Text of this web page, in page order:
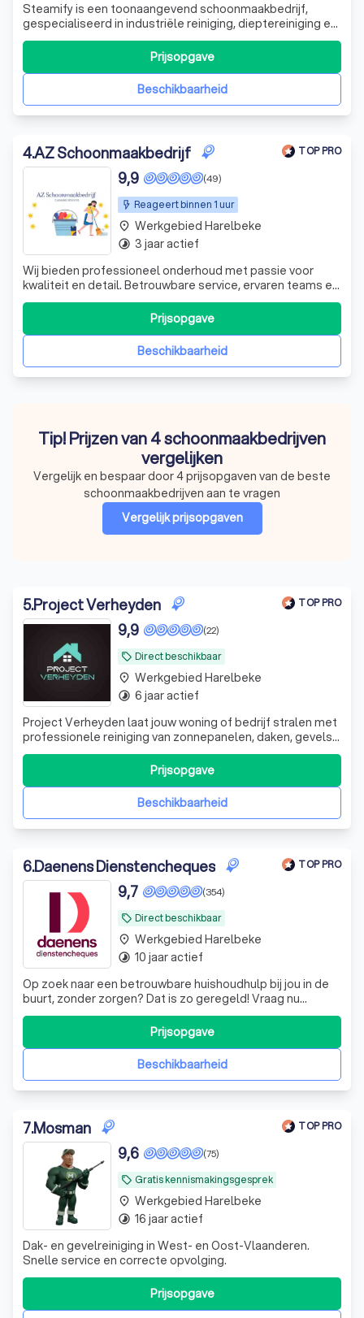
Steamify is een toonaangevend schoonmaakbedrijf,
gespecialiseerd in industriële reiniging, dieptereiniging en
ontstoffingswerken. Met een passie voor orde, netheid en
kwaliteit bieden wij gespecialiseerde
schoonmaakoplossingen voor bedrijven in de
voedingsindustrie, horeca, grootkeukens, koel- en vr
Beschikbaarheid
Prijsopgave
4.AZ Schoonmaakbedrijf TOP PRO
Reageert binnen 1 uur
(49)
9,9
Wij bieden professioneel onderhoud met passie voor
kwaliteit en detail. Betrouwbare service, ervaren teams en
een persoonlijke aanpak voor bedrijven en particuliere
Beschikbaarheid
Prijsopgave
place Werkgebied Harelbeke
timelapse 3 jaar actief
Tip! Prijzen van 4 schoonmaakbedrijven
vergelijken
Vergelijk en bespaar door 4 prijsopgaven van de beste
schoonmaakbedrijven aan te vragen
Vergelijk prijsopgaven
5.Project Verheyden TOP PRO
local_offer Direct beschikbaar
(22)
9,9
Project Verheyden laat jouw woning of bedrijf stralen met
professionele reiniging van zonnepanelen, daken, gevels
en opritten – snel, veilig en tot in de puntjes verzorgd.
Beschikbaarheid
Prijsopgave
place Werkgebied Harelbeke
timelapse 6 jaar actief
6.Daenens Dienstencheques TOP PRO
local_offer Direct beschikbaar
(354)
9,7
Op zoek naar een betrouwbare huishoudhulp bij jou in de
buurt, zonder zorgen? Dat is zo geregeld! Vraag nu
vrijblijvend een poetshulp aan bij Daenens en wij bellen jou
Beschikbaarheid
Prijsopgave
place Werkgebied Harelbeke
timelapse 10 jaar actief
7.Mosman TOP PRO
local_offer Gratis kennismakingsgesprek
(75)
9,6
Dak- en gevelreiniging in West- en Oost-Vlaanderen.
Snelle service en correcte opvolging.
Prijsopgave
place Werkgebied Harelbeke
timelapse 16 jaar actief